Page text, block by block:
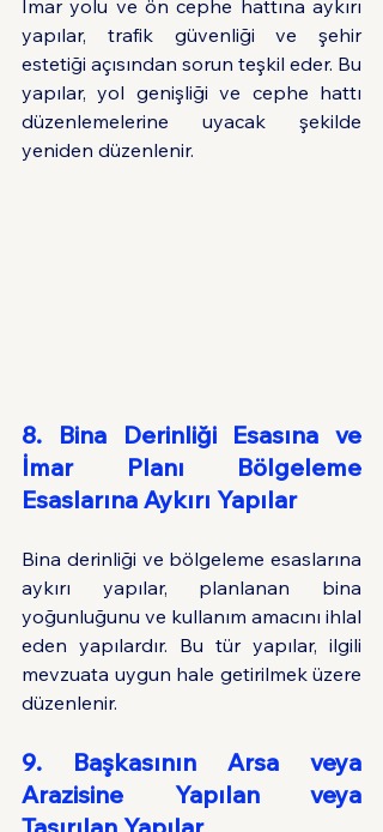
İmar yolu ve ön cephe hattına aykırı
yapılar, trafik güvenliği ve şehir
estetiği açısından sorun teşkil eder. Bu
yapılar, yol genişliği ve cephe hattı
düzenlemelerine uyacak şekilde
yeniden düzenlenir.
8. Bina Derinliği Esasına ve
İmar Planı Bölgeleme
Esaslarına Aykırı Yapılar
Bina derinliği ve bölgeleme esaslarına
aykırı yapılar, planlanan bina
yoğunluğunu ve kullanım amacını ihlal
eden yapılardır. Bu tür yapılar, ilgili
mevzuata uygun hale getirilmek üzere
düzenlenir.
9. Başkasının Arsa veya
Arazisine Yapılan veya